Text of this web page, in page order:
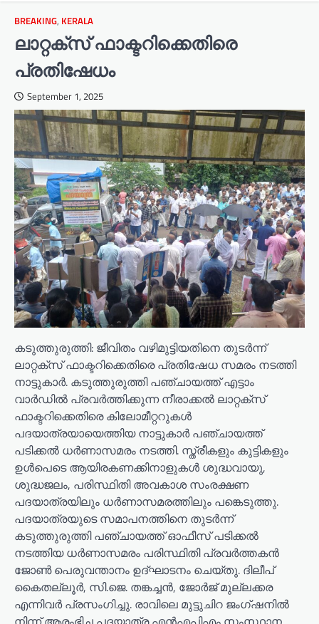
BREAKING, KERALA
ലാറ്റക്സ് ഫാക്ടറിക്കെതിരെ
പ്രതിഷേധം
September 1, 2025
കടുത്തുരുത്തി: ജീവിതം വഴിമുട്ടിയതിനെ തുടര്‍ന്ന്
ലാറ്റക്സ് ഫാക്ടറിക്കെതിരെ പ്രതിഷേധ സമരം നടത്തി
നാട്ടുകാര്‍. കടുത്തുരുത്തി പഞ്ചായത്ത് എട്ടാം
വാര്‍ഡില്‍ പ്രവര്‍ത്തിക്കുന്ന നീരാക്കല്‍ ലാറ്റക്സ്
ഫാക്ടറിക്കെതിരെ കിലോമീറ്ററുകള്‍
പദയാത്രയായെത്തിയ നാട്ടുകാര്‍ പഞ്ചായത്ത്
പടിക്കല്‍ ധര്‍ണാസമരം നടത്തി. സ്ത്രീകളും കുട്ടികളും
ഉള്‍പെടെ ആയിരകണക്കിനാളുകള്‍ ശുദ്ധവായു,
ശുദ്ധജലം, പരിസ്ഥിതി അവകാശ സംരക്ഷണ
പദയാത്രയിലും ധര്‍ണാസമരത്തിലും പങ്കെടുത്തു.
പദയാത്രയുടെ സമാപനത്തിനെ തുടര്‍ന്ന്
കടുത്തുരുത്തി പഞ്ചായത്ത് ഓഫീസ് പടിക്കല്‍
നടത്തിയ ധര്‍ണാസമരം പരിസ്ഥിതി പ്രവര്‍ത്തകന്‍
ജോണ്‍ പെരുവന്താനം ഉദ്ഘാടനം ചെയ്തു. ദിലീപ്
കൈതല്ലൂര്‍, സി.ജെ. തങ്കച്ചന്‍, ജോര്‍ജ് മുല്ലക്കര
എന്നിവര്‍ പ്രസംഗിച്ചു. രാവിലെ മുട്ടുചിറ ജംഗ്ഷനില്‍